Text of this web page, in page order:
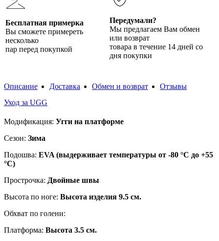
Бесплатная примерка
Вы сможете примереть
несколько
пар перед покупкой
Передумали?
Мы предлагаем Вам обмен
или возврат
товара в течение 14 дней со
дня покупки
Описание Доставка Обмен и возврат
Отзывы
Уход за UGG
Модификация: Угги на платформе
Сезон: Зима
Подошва: EVA (выдерживает температуры от -80 °C до +55
°C)
Прострочка: Двойные швы
Высота по ноге: Высота изделия 9.5 см.
Обхват по голени:
Платформа: Высота 3.5 см.